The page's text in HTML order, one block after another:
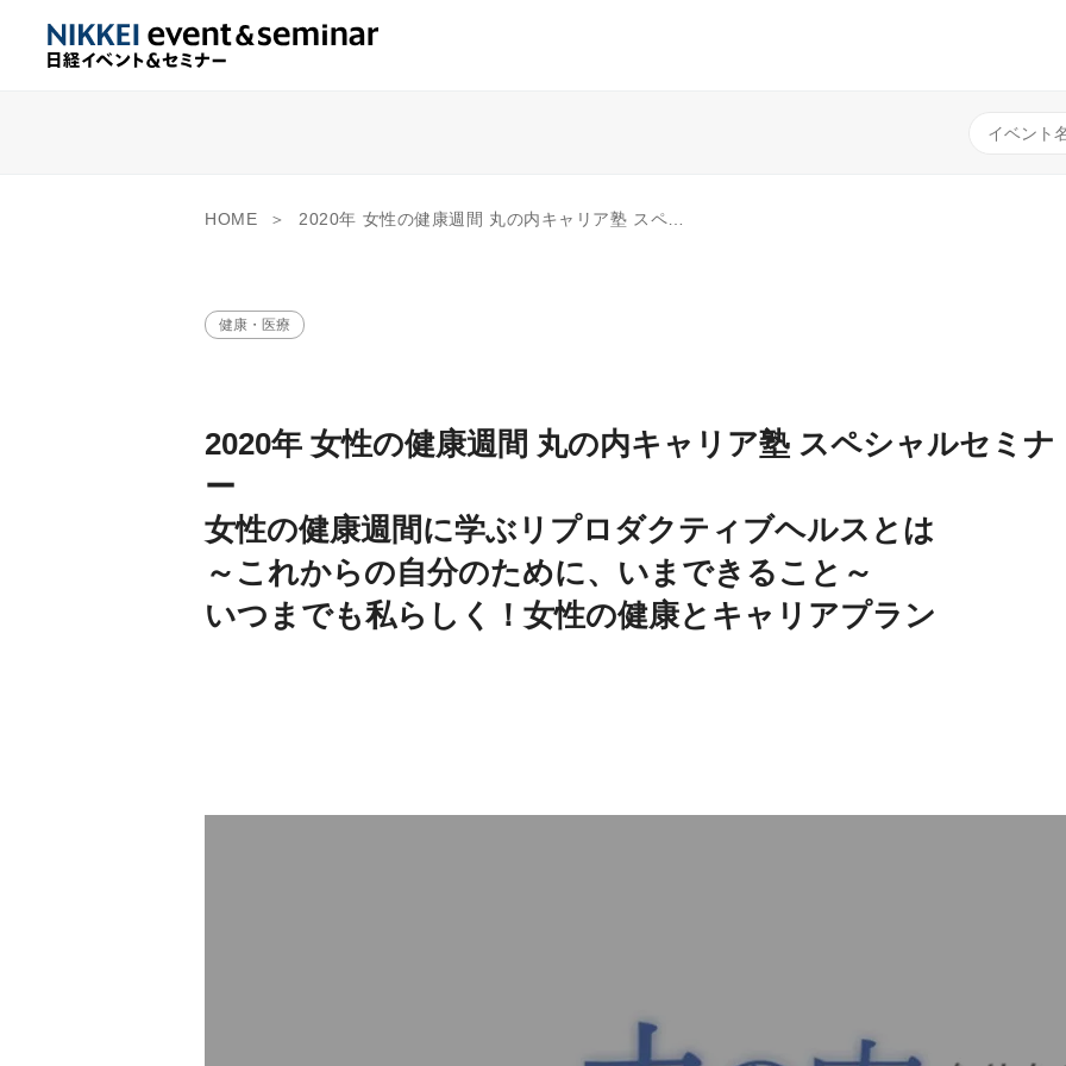
HOME 2020年 女性の健康週間 丸の内キャリア塾 スペシャルセミナー 女性の健康週間に学ぶリプロダクティブヘルスとは ～これからの自分のために、いまできること～ いつまでも私らしく！女性の健康とキャリアプラン
健康・医療
2020年 女性の健康週間 丸の内キャリア塾 スペシャルセミナ
ー
女性の健康週間に学ぶリプロダクティブヘルスとは
～これからの自分のために、いまできること～
いつまでも私らしく！女性の健康とキャリアプラン